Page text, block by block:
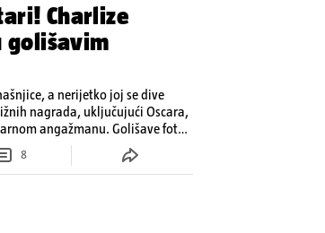
Charlize
golišavim
a nerijetko joj se dive
nagrada, uključujući Oscara,
angažmanu. Golišave fotke
kroz godine.
8